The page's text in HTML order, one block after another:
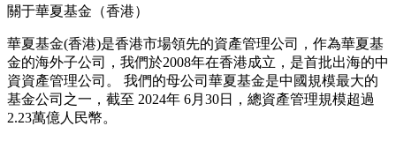
關于華夏基金（香港）
華夏基金(香港)是香港市場領先的資產管理公司，作為華夏基
金的海外子公司，我們於2008年在香港成立，是首批出海的中
資資產管理公司。 我們的母公司華夏基金是中國規模最大的
基金公司之一，截至 2024年 6月30日，總資產管理規模超過
2.23萬億人民幣。